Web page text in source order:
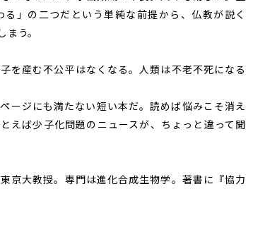
」の二つだという単純な前提から、仏教が説く
う。
を産む不公平はなくなる。人類は不老不死になる
ージにも満たない短い本だ。読めば悩みこそ消え
えば少子化問題のニュースが、ちょっと違って聞
大教授。専門は進化合成生物学。著書に『協力